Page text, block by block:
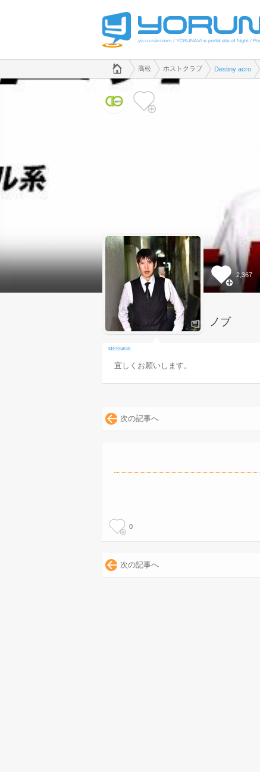
でホストクラブのことなら、ホストクラブ Destiny acro([kana])
香川県版
高松 ホストクラブ Destiny acro
2,367
ノブ
宜しくお願いします。
次の記事へ
0
次の記事へ